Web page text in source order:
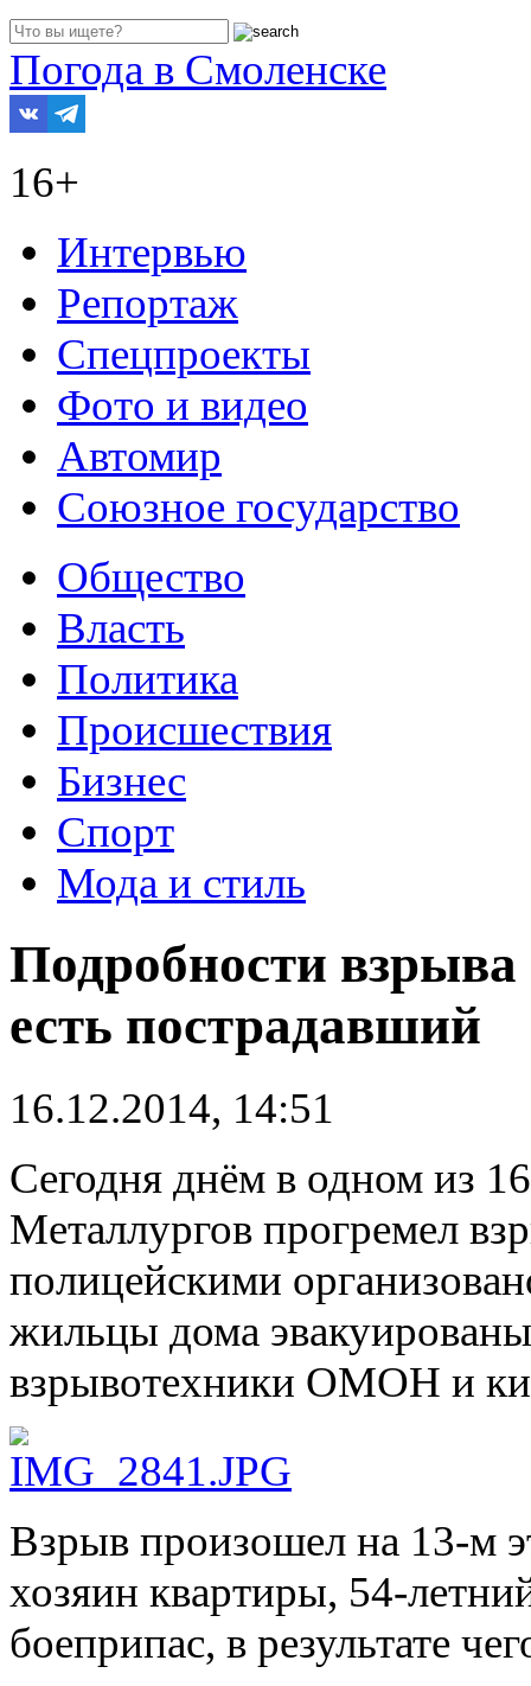
Погода в Смоленске
16+
Интервью
Репортаж
Спецпроекты
Фото и видео
Автомир
Союзное государство
Общество
Власть
Политика
Происшествия
Бизнес
Спорт
Мода и стиль
Подробности
есть пострадавший
16.12.2014, 14:51
Сегодня днём в одном из
Металлургов прогремел
полицейскими
жильцы дома
взрывотехники ОМОН и
Взрыв произошел на 13-м
хозяин квартиры, 54-
боеприпас, в результате